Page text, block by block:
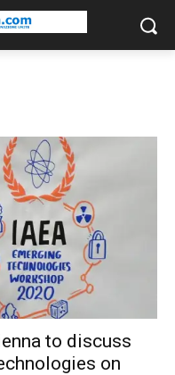
to discuss
on